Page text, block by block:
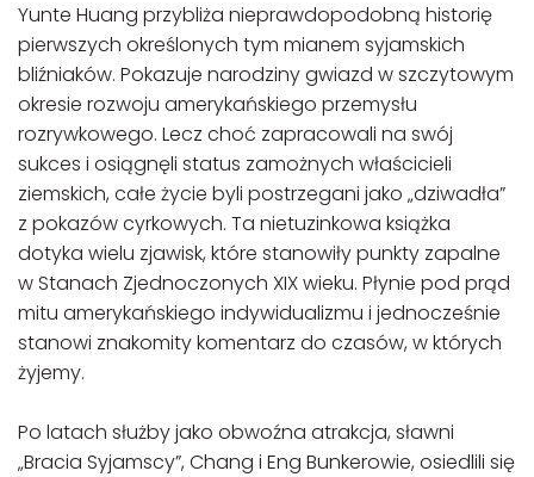
Yunte Huang przybliża nieprawdopodobną historię
pierwszych określonych tym mianem syjamskich
bliźniaków. Pokazuje narodziny gwiazd w szczytowym
okresie rozwoju amerykańskiego przemysłu
rozrywkowego. Lecz choć zapracowali na swój
sukces i osiągnęli status zamożnych właścicieli
ziemskich, całe życie byli postrzegani jako „dziwadła”
z pokazów cyrkowych. Ta nietuzinkowa książka
dotyka wielu zjawisk, które stanowiły punkty zapalne
w Stanach Zjednoczonych XIX wieku. Płynie pod prąd
mitu amerykańskiego indywidualizmu i jednocześnie
stanowi znakomity komentarz do czasów, w których
żyjemy.
Po latach służby jako obwoźna atrakcja, sławni
„Bracia Syjamscy”, Chang i Eng Bunkerowie, osiedlili się